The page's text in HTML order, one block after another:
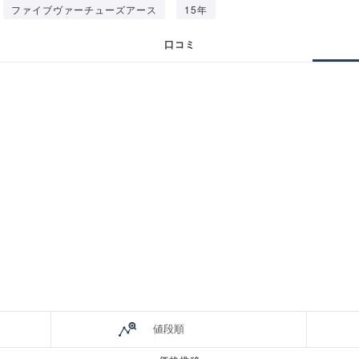
ファイブヴァーチューズアース 15年
口コミ